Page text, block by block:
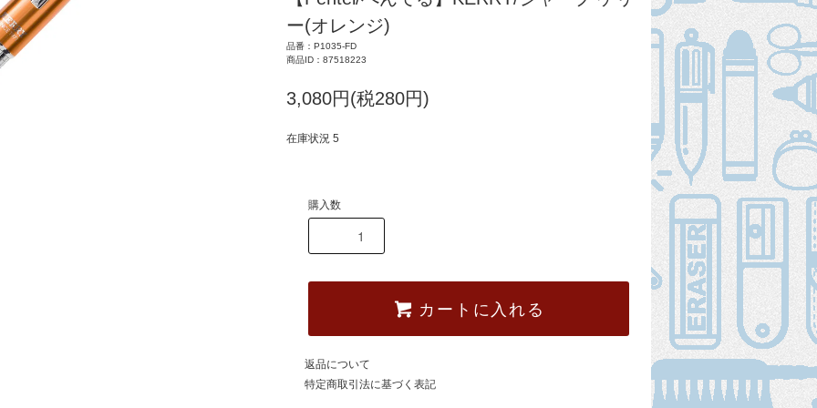
ー(オレンジ)
品番：P1035-FD
商品ID：87518223
3,080円(税280円)
在庫状況 5
購入数
カートに入れる
返品について
特定商取引法に基づく表記